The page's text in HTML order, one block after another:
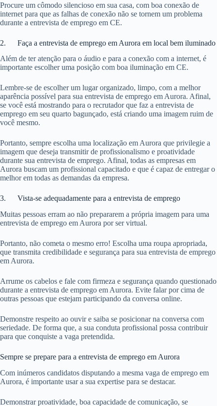
Procure um cômodo silencioso em sua casa, com boa conexão de
internet para que as falhas de conexão não se tornem um problema
durante a entrevista de emprego em CE.
2. Faça a entrevista de emprego em Aurora em local bem iluminado
Além de ter atenção para o áudio e para a conexão com a internet, é
importante escolher uma posição com boa iluminação em CE.
Lembre-se de escolher um lugar organizado, limpo, com a melhor
aparência possível para sua entrevista de emprego em Aurora. Afinal,
se você está mostrando para o recrutador que faz a entrevista de
emprego em seu quarto bagunçado, está criando uma imagem ruim de
você mesmo.
Portanto, sempre escolha uma localização em Aurora que privilegie a
imagem que deseja transmitir de profissionalismo e proatividade
durante sua entrevista de emprego. Afinal, todas as empresas em
Aurora buscam um profissional capacitado e que é capaz de entregar o
melhor em todas as demandas da empresa.
3. Vista-se adequadamente para a entrevista de emprego
Muitas pessoas erram ao não prepararem a própria imagem para uma
entrevista de emprego em Aurora por ser virtual.
Portanto, não cometa o mesmo erro! Escolha uma roupa apropriada,
que transmita credibilidade e segurança para sua entrevista de emprego
em Aurora.
Arrume os cabelos e fale com firmeza e segurança quando questionado
durante a entrevista de emprego em Aurora. Evite falar por cima de
outras pessoas que estejam participando da conversa online.
Demonstre respeito ao ouvir e saiba se posicionar na conversa com
seriedade. De forma que, a sua conduta profissional possa contribuir
para que conquiste a vaga pretendida.
Sempre se prepare para a entrevista de emprego em Aurora
Com inúmeros candidatos disputando a mesma vaga de emprego em
Aurora, é importante usar a sua expertise para se destacar.
Demonstrar proatividade, boa capacidade de comunicação, se